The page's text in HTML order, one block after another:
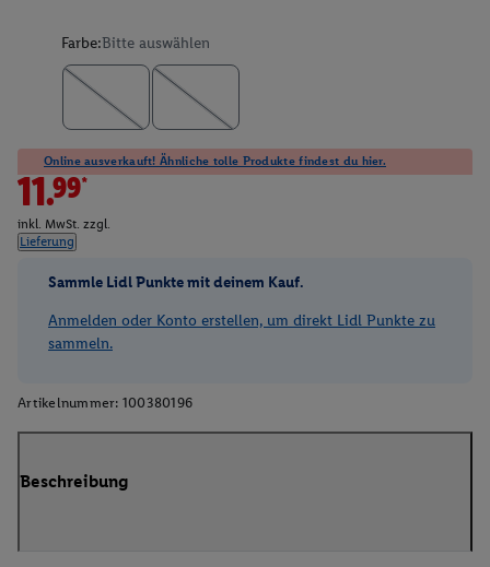
Farbe:Bitte auswählen
Online ausverkauft! Ähnliche tolle Produkte findest du hier.
11.99*
inkl. MwSt. zzgl.
Lieferung
Sammle Lidl Punkte mit deinem Kauf.
Anmelden oder Konto erstellen, um direkt Lidl Punkte zu
sammeln.
Artikelnummer: 100380196
Beschreibung